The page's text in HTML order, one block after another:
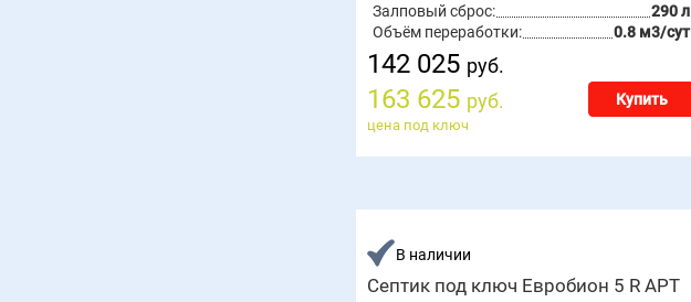
Залповый сброс:
290 л
Объём переработки:
0.8 м3/сут
142 025 руб.
163 625 руб. Купить
цена под ключ
В наличии
Септик под ключ Евробион 5 R АРТ